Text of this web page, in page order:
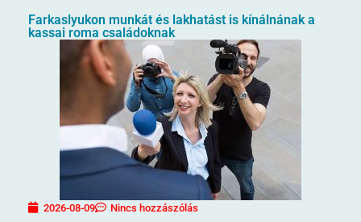
Farkaslyukon munkát és lakhatást is kínálnának a
kassai roma családoknak
2026-08-09 Nincs hozzászólás